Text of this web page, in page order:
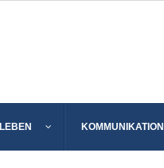
LEBEN KOMMUNIKATION